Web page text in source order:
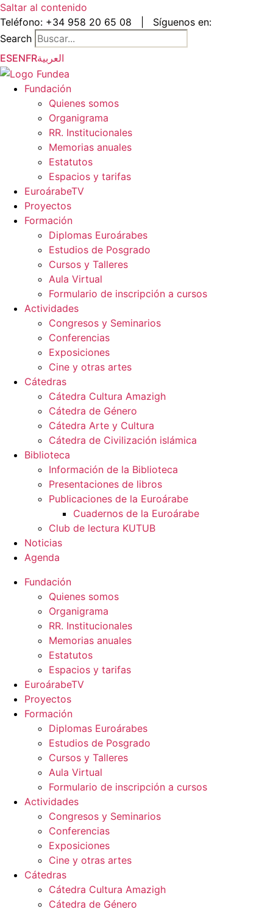
Saltar al contenido
Teléfono: +34 958 20 65 08
Síguenos en:
Search
ESENFRالعربية
Fundación
Quienes somos
Organigrama
RR. Institucionales
Memorias anuales
Estatutos
Espacios y tarifas
EuroárabeTV
Proyectos
Formación
Diplomas Euroárabes
Estudios de Posgrado
Cursos y Talleres
Aula Virtual
Formulario de inscripción a cursos
Actividades
Congresos y Seminarios
Conferencias
Exposiciones
Cine y otras artes
Cátedras
Cátedra Cultura Amazigh
Cátedra de Género
Cátedra Arte y Cultura
Cátedra de Civilización islámica
Biblioteca
Información de la Biblioteca
Presentaciones de libros
Publicaciones de la Euroárabe
Cuadernos de la Euroárabe
Club de lectura KUTUB
Noticias
Agenda
Fundación
Quienes somos
Organigrama
RR. Institucionales
Memorias anuales
Estatutos
Espacios y tarifas
EuroárabeTV
Proyectos
Formación
Diplomas Euroárabes
Estudios de Posgrado
Cursos y Talleres
Aula Virtual
Formulario de inscripción a cursos
Actividades
Congresos y Seminarios
Conferencias
Exposiciones
Cine y otras artes
Cátedras
Cátedra Cultura Amazigh
Cátedra de Género